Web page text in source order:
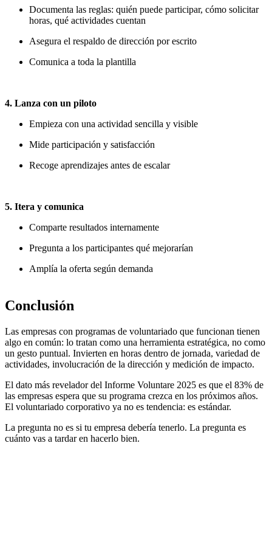
Documenta las reglas: quién puede participar, cómo solicitar
horas, qué actividades cuentan
Asegura el respaldo de dirección por escrito
Comunica a toda la plantilla
4. Lanza con un piloto
Empieza con una actividad sencilla y visible
Mide participación y satisfacción
Recoge aprendizajes antes de escalar
5. Itera y comunica
Comparte resultados internamente
Pregunta a los participantes qué mejorarían
Amplía la oferta según demanda
Conclusión
Las empresas con programas de voluntariado que funcionan tienen
algo en común: lo tratan como una herramienta estratégica, no como
un gesto puntual. Invierten en horas dentro de jornada, variedad de
actividades, involucración de la dirección y medición de impacto.
El dato más revelador del Informe Voluntare 2025 es que el 83% de
las empresas espera que su programa crezca en los próximos años.
El voluntariado corporativo ya no es tendencia: es estándar.
La pregunta no es si tu empresa debería tenerlo. La pregunta es
cuánto vas a tardar en hacerlo bien.